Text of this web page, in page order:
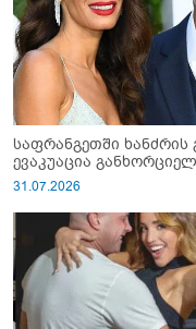
საფრანგეთში
ევაკუაცია
31.07.2026